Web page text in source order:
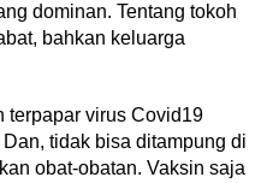
dominan. Tentang tokoh
bahkan keluarga
terpapar virus Covid19
tidak bisa ditampung di
obat-obatan. Vaksin saja